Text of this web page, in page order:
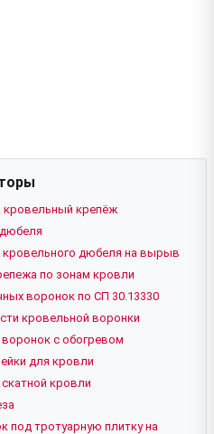
кровельный крепёж
кровельного дюбеля на вырыв
по зонам кровли
воронок по СП 30.13330
кровельной воронки
с обогревом
для кровли
кровли
под тротуарную плитку на